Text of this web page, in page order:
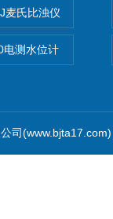
麦氏比浊仪
电测水位计
司